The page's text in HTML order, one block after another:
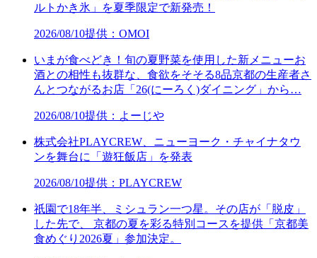
ルトかき氷」を夏季限定で新発売！
2026/08/10提供：OMOI
いまが食べどき！旬の夏野菜を使用した新メニューお
酒との相性も抜群な、食欲をそそる8品京都の生産者さ
んとつながるお店「26(にーろく)ダイニング」から…
2026/08/10提供：よーじや
株式会社PLAYCREW、ニューヨーク・チャイナタウ
ンを舞台に「遊狂飯店」を発表
2026/08/10提供：PLAYCREW
祇園で18年半、ミシュラン一つ星。その店が「脱皮」
した先で、 京都の夏を彩る特別コースを提供「京都美
食めぐり2026夏」参加決定。